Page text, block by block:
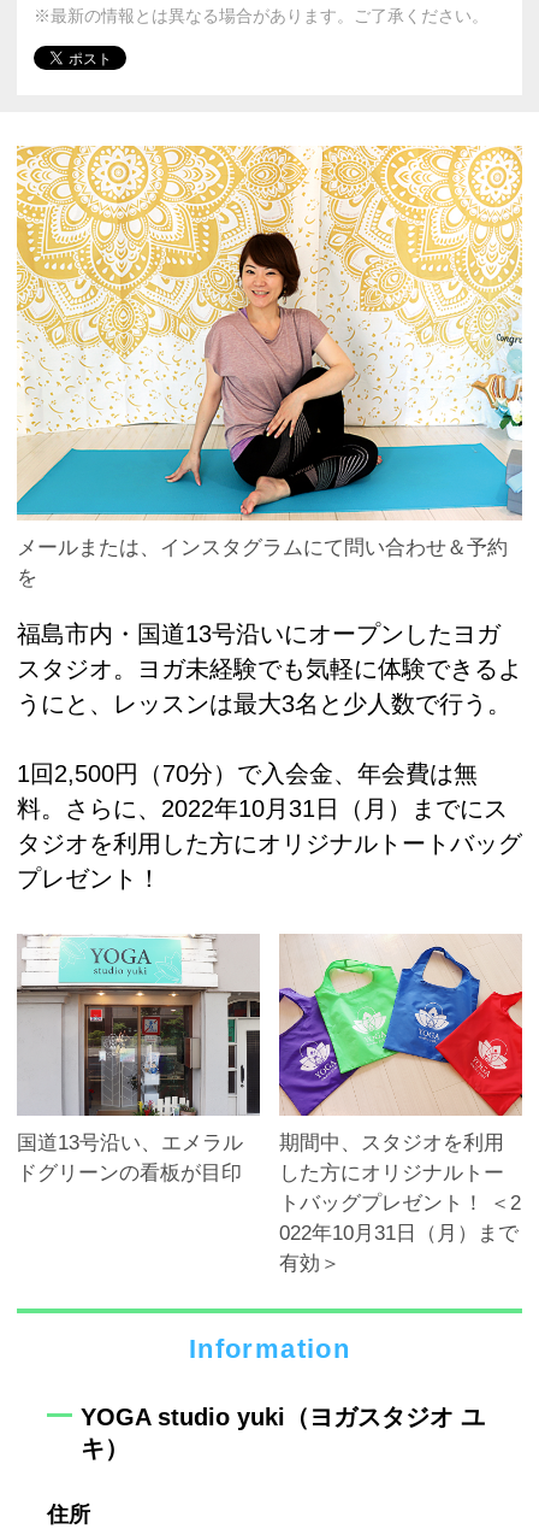
※最新の情報とは異なる場合があります。ご了承ください。
メールまたは、インスタグラムにて問い合わせ＆予約
を
福島市内・国道13号沿いにオープンしたヨガ
スタジオ。ヨガ未経験でも気軽に体験できるよ
うにと、レッスンは最大3名と少人数で行う。
1回2,500円（70分）で入会金、年会費は無
料。さらに、2022年10月31日（月）までにス
タジオを利用した方にオリジナルトートバッグ
プレゼント！
国道13号沿い、エメラル
ドグリーンの看板が目印
期間中、スタジオを利用
した方にオリジナルトー
トバッグプレゼント！ ＜2
022年10月31日（月）まで
有効＞
Information
YOGA studio yuki（ヨガスタジオ ユ
キ）
住所